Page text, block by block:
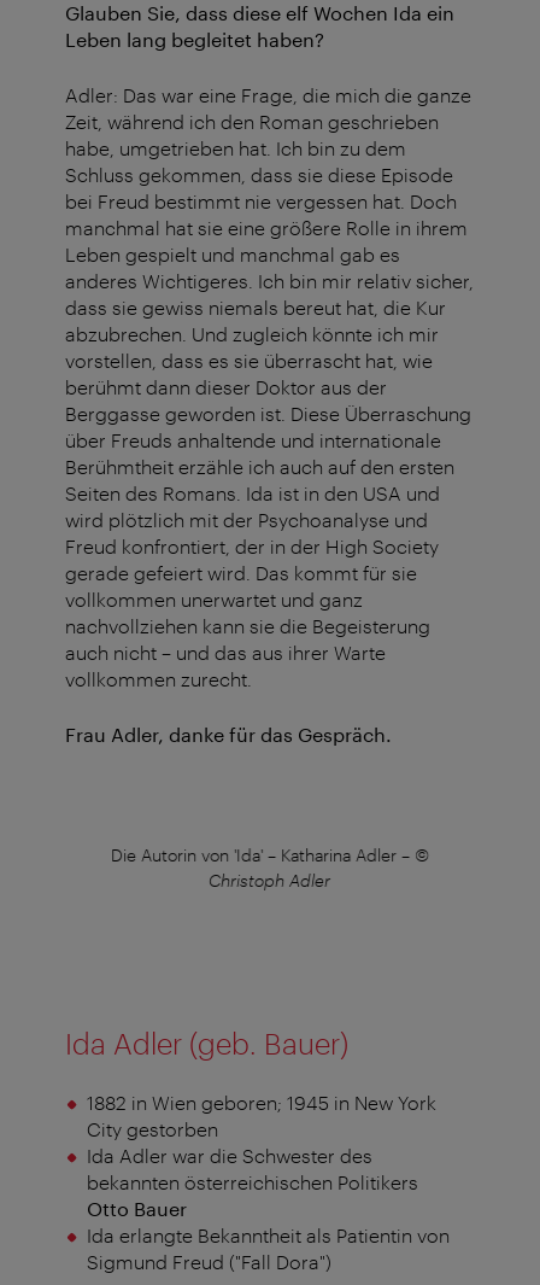
Glauben Sie, dass diese elf Wochen Ida ein
Leben lang begleitet haben?
Adler: Das war eine Frage, die mich die ganze
Zeit, während ich den Roman geschrieben
habe, umgetrieben hat. Ich bin zu dem
Schluss gekommen, dass sie diese Episode
bei Freud bestimmt nie vergessen hat. Doch
manchmal hat sie eine größere Rolle in ihrem
Leben gespielt und manchmal gab es
anderes Wichtigeres. Ich bin mir relativ sicher,
dass sie gewiss niemals bereut hat, die Kur
abzubrechen. Und zugleich könnte ich mir
vorstellen, dass es sie überrascht hat, wie
berühmt dann dieser Doktor aus der
Berggasse geworden ist. Diese Überraschung
über Freuds anhaltende und internationale
Berühmtheit erzähle ich auch auf den ersten
Seiten des Romans. Ida ist in den USA und
wird plötzlich mit der Psychoanalyse und
Freud konfrontiert, der in der High Society
gerade gefeiert wird. Das kommt für sie
vollkommen unerwartet und ganz
nachvollziehen kann sie die Begeisterung
auch nicht – und das aus ihrer Warte
vollkommen zurecht.
Frau Adler, danke für das Gespräch.
Die Autorin von 'Ida' – Katharina Adler– ©
Christoph Adler
Ida Adler (geb. Bauer)
1882 in Wien geboren; 1945 in New York
City gestorben
Ida Adler war die Schwester des
bekannten österreichischen Politikers
Otto Bauer
Ida erlangte Bekanntheit als Patientin von
Sigmund Freud ("Fall Dora")